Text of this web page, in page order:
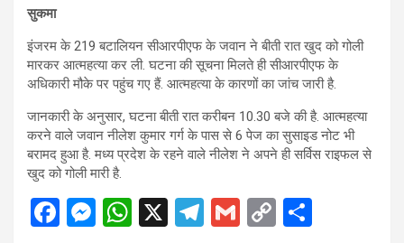
सुकमा
इंजरम के 219 बटालियन सीआरपीएफ के जवान ने बीती रात खुद को गोली
मारकर आत्महत्या कर ली. घटना की सूचना मिलते ही सीआरपीएफ के
अधिकारी मौके पर पहुंच गए हैं. आत्महत्या के कारणों का जांच जारी है.
जानकारी के अनुसार, घटना बीती रात करीबन 10.30 बजे की है. आत्महत्या
करने वाले जवान नीलेश कुमार गर्ग के पास से 6 पेज का सुसाइड नोट भी
बरामद हुआ है. मध्य प्रदेश के रहने वाले नीलेश ने अपने ही सर्विस राइफल से
खुद को गोली मारी है.
F
M W X
T
G
C